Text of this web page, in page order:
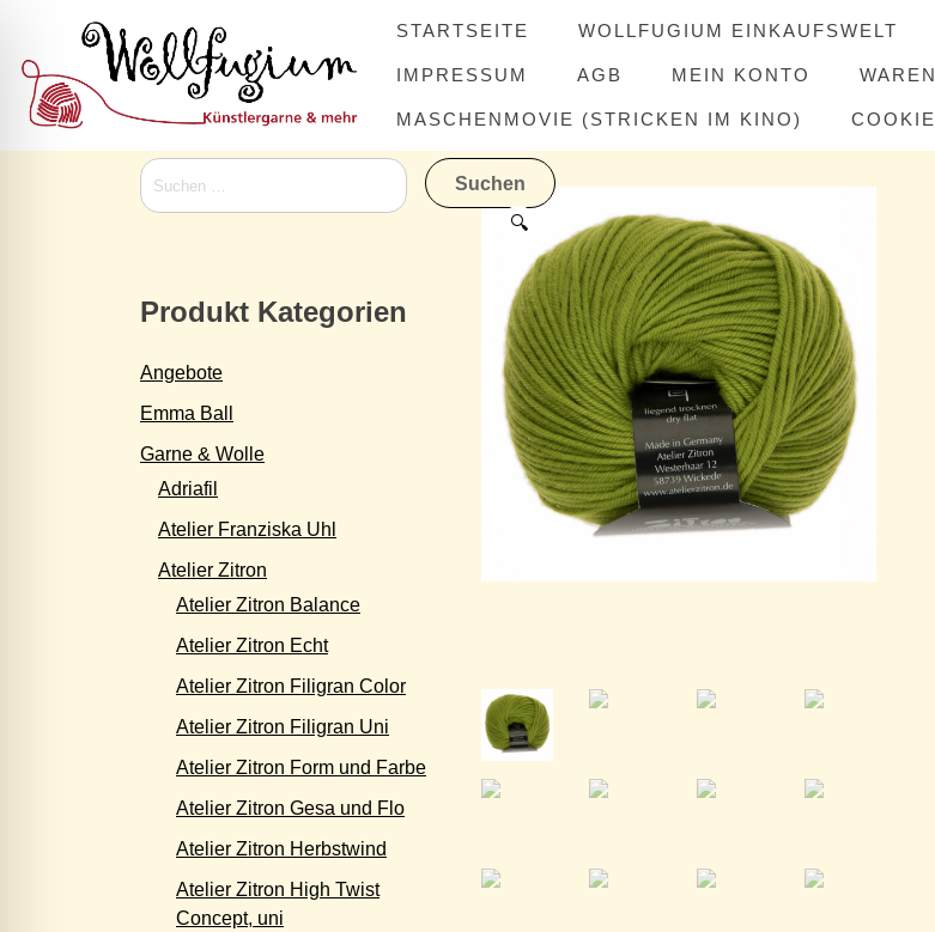
content
STARTSEITE WOLLFUGIUM EINKAUFSWELT
IMPRESSUM AGB MEIN KONTO
MASCHENMOVIE (STRICKEN IM KINO)
🔍
Suchen
nach:
Produkt Kategorien
Angebote
Emma Ball
Garne & Wolle
Adriafil
Atelier Franziska Uhl
Atelier Zitron
Atelier Zitron Balance
Atelier Zitron Echt
Atelier Zitron Filigran Color
Atelier Zitron Filigran Uni
Atelier Zitron Form und Farbe
Atelier Zitron Gesa und Flo
Atelier Zitron Herbstwind
Atelier Zitron High Twist
Concept, uni